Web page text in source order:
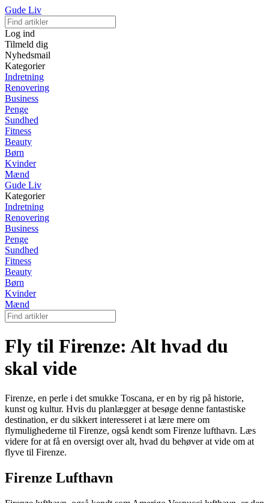
Gude Liv
Log ind
Tilmeld dig
Nyhedsmail
Kategorier
Indretning
Renovering
Business
Penge
Sundhed
Fitness
Beauty
Børn
Kvinder
Mænd
Gude Liv
Kategorier
Indretning
Renovering
Business
Penge
Sundhed
Fitness
Beauty
Børn
Kvinder
Mænd
Fly til Firenze: Alt hvad du
skal vide
Firenze, en perle i det smukke Toscana, er en by rig på historie,
kunst og kultur. Hvis du planlægger at besøge denne fantastiske
destination, er du sikkert interesseret i at lære mere om
flymulighederne til Firenze, også kendt som Firenze lufthavn. Læs
videre for at få en oversigt over alt, hvad du behøver at vide om at
flyve til Firenze.
Firenze Lufthavn